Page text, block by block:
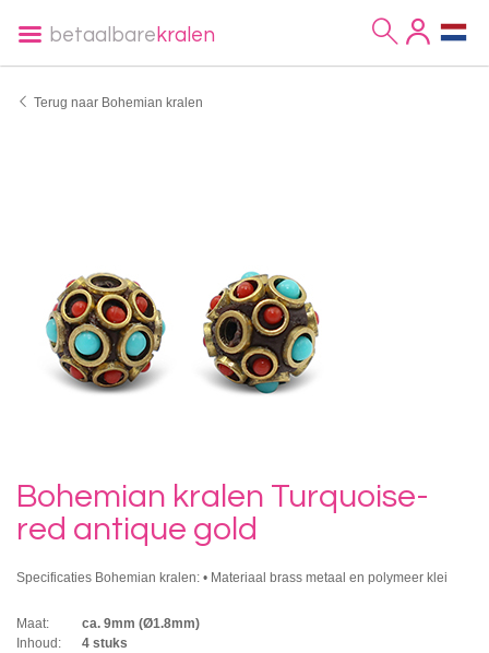
betaalbare kralen
Terug naar Bohemian kralen
Bohemian kralen Turquoise-
red antique gold
Specificaties Bohemian kralen: • Materiaal brass metaal en polymeer klei
Maat:
ca. 9mm (Ø1.8mm)
Inhoud:
4 stuks